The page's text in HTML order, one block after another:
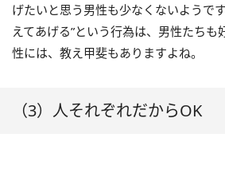
げたいと思う男性も少なくないようで
えてあげる”という行為は、男性たちも
性には、教え甲斐もありますよね。
（3）人それぞれだからOK